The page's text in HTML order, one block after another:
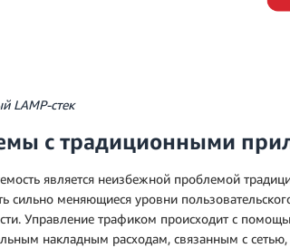
LAMP-стек
с традиционными
является неизбежной проблемой
сильно меняющиеся уровни
Управление трафиком происходит с
накладным расходам, связанным с